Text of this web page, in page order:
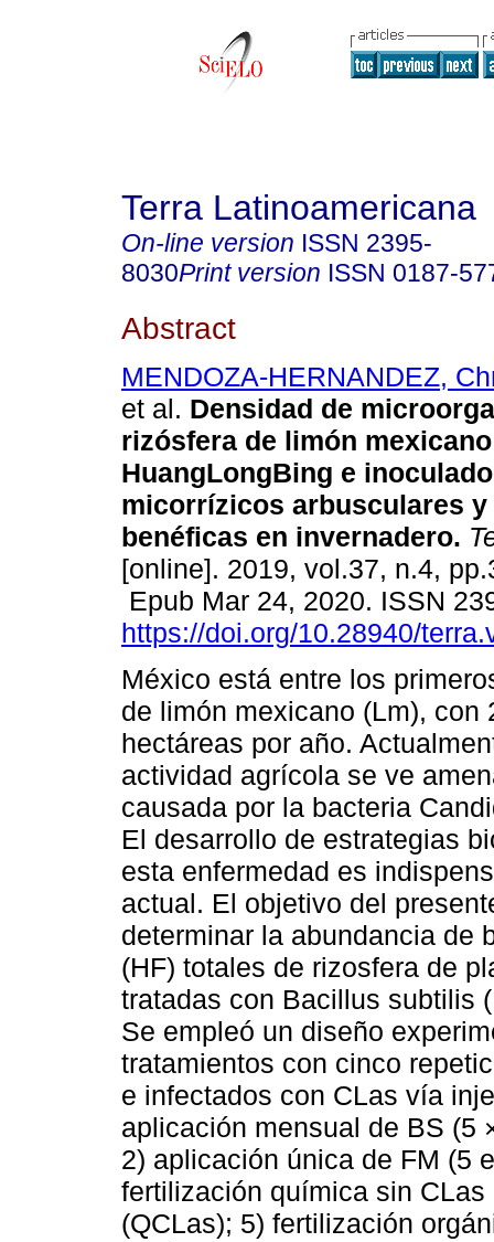
Terra Latinoamericana
On-line version ISSN 2395-
8030Print version ISSN 0187-
Abstract
MENDOZA-HERNANDEZ,
et al. Densidad de
rizósfera de limón
HuangLongBing e
micorrízicos arbusculares
benéficas en invernadero.
[online]. 2019, vol.37, n.4,
Epub Mar 24, 2020. ISSN
https://doi.org/10.28940/
México está entre los
de limón mexicano (Lm), con
hectáreas por año.
actividad agrícola se ve
causada por la bacteria
El desarrollo de estrategias
esta enfermedad es
actual. El objetivo del
determinar la abundancia de
(HF) totales de rizosfera de
tratadas con Bacillus subtilis
Se empleó un diseño
tratamientos con cinco
e infectados con CLas vía
aplicación mensual de BS (5
2) aplicación única de FM (5
fertilización química sin
(QCLas); 5) fertilización